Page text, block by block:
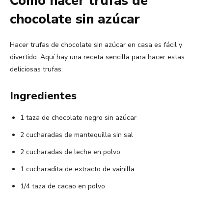
chocolate sin azúcar
Hacer trufas de chocolate sin azúcar en casa es fácil y
divertido. Aquí hay una receta sencilla para hacer estas
deliciosas trufas:
Ingredientes
1 taza de chocolate negro sin azúcar
2 cucharadas de mantequilla sin sal
2 cucharadas de leche en polvo
1 cucharadita de extracto de vainilla
1/4 taza de cacao en polvo